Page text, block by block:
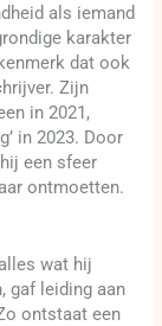
als iemand
karakter
dat ook
Zijn
in 2021,
in 2023. Door
een sfeer
ontmoetten.
wat hij
gaf leiding aan
ontstaat een